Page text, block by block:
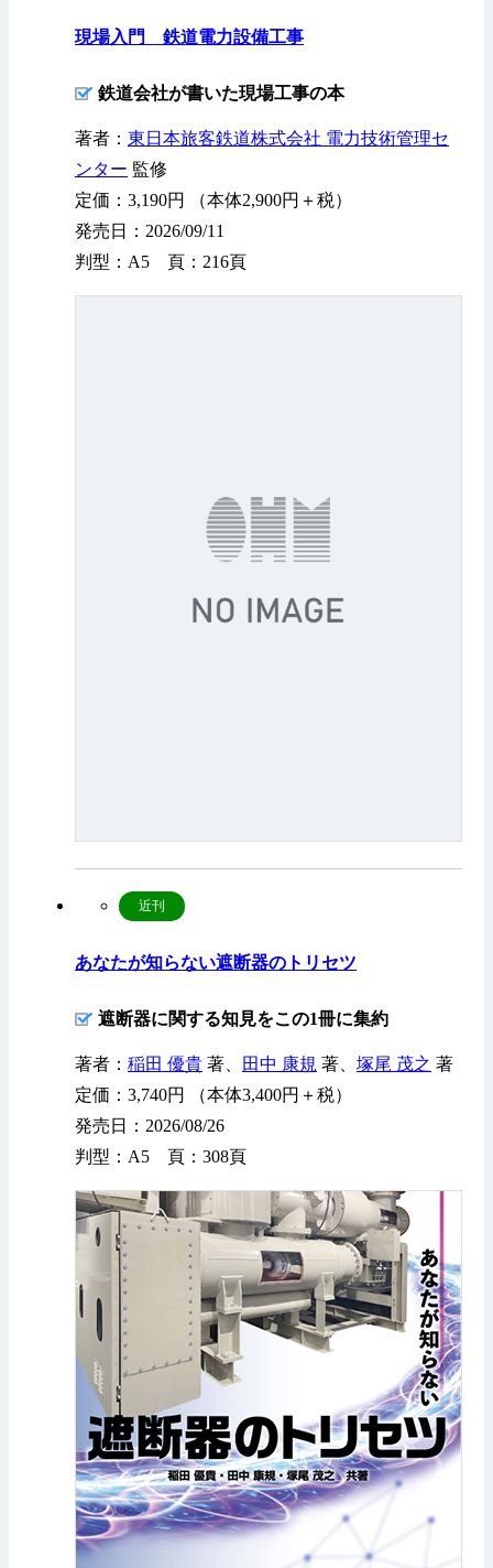
現場入門 鉄道電力設備工事
鉄道会社が書いた現場工事の本
著者： 東日本旅客鉄道株式会社 電力技術管理セ
ンター 監修
定価：3,190円 （本体2,900円＋税）
発売日：2026/09/11
判型：A5 頁：216頁
あなたが知らない遮断器のトリセツ
近刊
遮断器に関する知見をこの1冊に集約
著者： 稲田 優貴 著、 田中 康規 著、 塚尾 茂之 著
定価：3,740円 （本体3,400円＋税）
発売日：2026/08/26
判型：A5 頁：308頁